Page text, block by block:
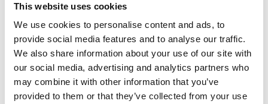
This website uses cookies
We use cookies to personalise content and ads, to
provide social media features and to analyse our traffic.
We also share information about your use of our site with
our social media, advertising and analytics partners who
may combine it with other information that you’ve
provided to them or that they’ve collected from your use
Klient indywidualny
Realizacje i inspiracje
Powłoki, kolorystyka i gwarancje
Rejestracja gwarancji
Najczęściej Zadawane Pytania (FAQ)
Znajdź sprzedawcę / wykonawcę